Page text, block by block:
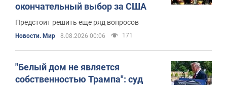
окончательный выбор за США
Предстоит решить еще ряд вопросов
Новости. Мир 8.08.2026 00:06 171
"Белый дом не является
собственностью Трампа": суд